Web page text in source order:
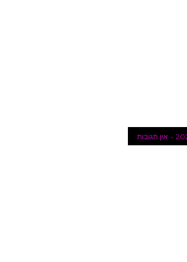
אין תגובות